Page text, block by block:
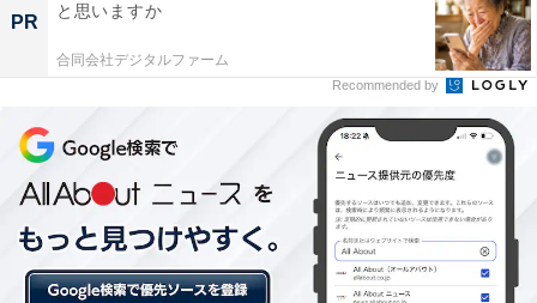
PR
と思いますか
合同会社デジタルファーム
Recommended by